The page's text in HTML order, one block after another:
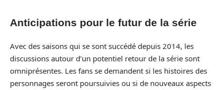
Anticipations pour le futur de la série
Avec des saisons qui se sont succédé depuis 2014, les
discussions autour d’un potentiel retour de la série sont
omniprésentes. Les fans se demandent si les histoires des
personnages seront poursuivies ou si de nouveaux aspects